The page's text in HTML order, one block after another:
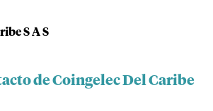
S A S
de Coingelec Del Caribe